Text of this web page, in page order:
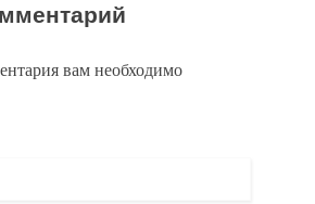
е
увам необходимо